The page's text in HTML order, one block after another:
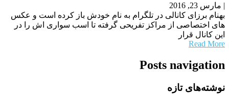
| مارس 23, 2016
بهنام برزای کانالی در تلگرام به نام خودش باز کرده است و عکس
های اختصاصی از مراکز تفریحی گرفته تا اسب سواری اش را در
این کانال قرار
Read More
Posts navigation
نوشته‌های تازه